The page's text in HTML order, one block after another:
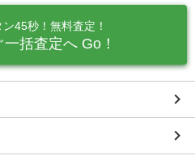
ン45秒！無料査定！
括査定へ Go！
keyboard_arrow_right
keyboard_arrow_right